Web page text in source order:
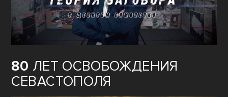
80 ЛЕТ ОСВОБОЖДЕНИЯ
СЕВАСТОПОЛЯ